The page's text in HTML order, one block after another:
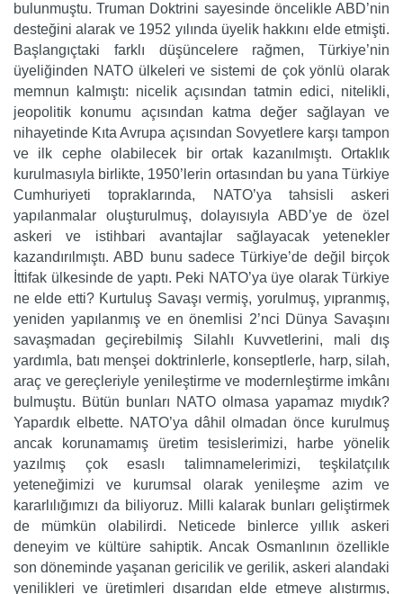
bulunmuştu. Truman Doktrini sayesinde öncelikle ABD’nin
desteğini alarak ve 1952 yılında üyelik hakkını elde etmişti.
Başlangıçtaki farklı düşüncelere rağmen, Türkiye’nin
üyeliğinden NATO ülkeleri ve sistemi de çok yönlü olarak
memnun kalmıştı: nicelik açısından tatmin edici, nitelikli,
jeopolitik konumu açısından katma değer sağlayan ve
nihayetinde Kıta Avrupa açısından Sovyetlere karşı tampon
ve ilk cephe olabilecek bir ortak kazanılmıştı. Ortaklık
kurulmasıyla birlikte, 1950’lerin ortasından bu yana Türkiye
Cumhuriyeti topraklarında, NATO’ya tahsisli askeri
yapılanmalar oluşturulmuş, dolayısıyla ABD’ye de özel
askeri ve istihbari avantajlar sağlayacak yetenekler
kazandırılmıştı. ABD bunu sadece Türkiye’de değil birçok
İttifak ülkesinde de yaptı. Peki NATO’ya üye olarak Türkiye
ne elde etti? Kurtuluş Savaşı vermiş, yorulmuş, yıpranmış,
yeniden yapılanmış ve en önemlisi 2’nci Dünya Savaşını
savaşmadan geçirebilmiş Silahlı Kuvvetlerini, mali dış
yardımla, batı menşei doktrinlerle, konseptlerle, harp, silah,
araç ve gereçleriyle yenileştirme ve modernleştirme imkânı
bulmuştu. Bütün bunları NATO olmasa yapamaz mıydık?
Yapardık elbette. NATO’ya dâhil olmadan önce kurulmuş
ancak korunamamış üretim tesislerimizi, harbe yönelik
yazılmış çok esaslı talimnamelerimizi, teşkilatçılık
yeteneğimizi ve kurumsal olarak yenileşme azim ve
kararlılığımızı da biliyoruz. Milli kalarak bunları geliştirmek
de mümkün olabilirdi. Neticede binlerce yıllık askeri
deneyim ve kültüre sahiptik. Ancak Osmanlının özellikle
son döneminde yaşanan gericilik ve gerilik, askeri alandaki
yenilikleri ve üretimleri dışarıdan elde etmeye alıştırmış,